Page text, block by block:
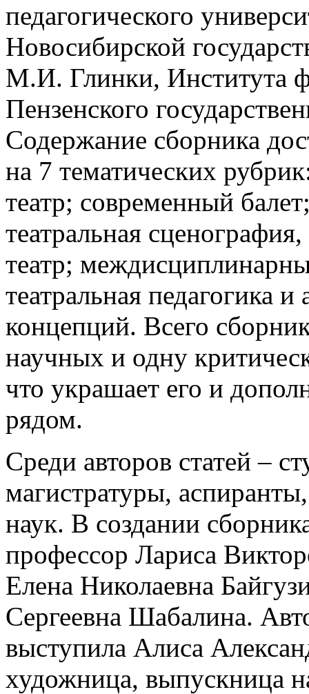
педагогического
Новосибирской
М.И. Глинки, Института
Пензенского
Содержание сборника
на 7 тематических
театр; современный
театральная
театр;
театральная педагогика
концепций. Всего
научных и одну
что украшает его и
рядом.
Среди авторов статей –
магистратуры,
наук. В создании
профессор Лариса
Елена Николаевна
Сергеевна Шабалина.
выступила Алиса
художница, выпускница